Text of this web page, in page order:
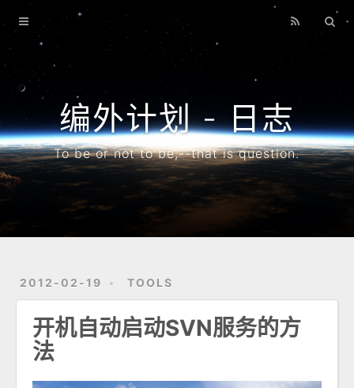
编外计划 - 日志
To be or not to be,--that is question.
2012-02-19 TOOLS
开机自动启动SVN服务的方
法
首页
专题
归档